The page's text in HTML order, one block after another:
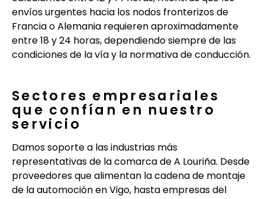
envíos urgentes hacia los nodos fronterizos de
Francia o Alemania requieren aproximadamente
entre 18 y 24 horas, dependiendo siempre de las
condiciones de la vía y la normativa de conducción.
Sectores empresariales
que confían en nuestro
servicio
Damos soporte a las industrias más
representativas de la comarca de A Louriña. Desde
proveedores que alimentan la cadena de montaje
de la automoción en Vigo, hasta empresas del